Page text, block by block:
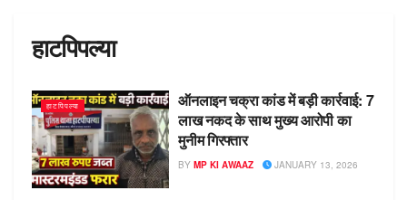
हाटपिपल्या
हाटपिपल्या
ऑनलाइन चक्रा कांड में बड़ी कार्रवाई: 7
लाख नकद के साथ मुख्य आरोपी का
मुनीम गिरफ्तार
BY MP KI AWAAZ JANUARY 13, 2026